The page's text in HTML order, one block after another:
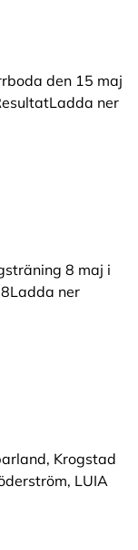
den 15 maj
ner
8 maj i
ner
Krogstad
LUIA